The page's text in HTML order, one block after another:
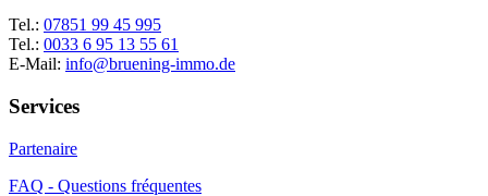
Tel.: 07851 99 45 995
Tel.: 0033 6 95 13 55 61
E-Mail: info@bruening-immo.de
Services
Partenaire
FAQ - Questions fréquentes